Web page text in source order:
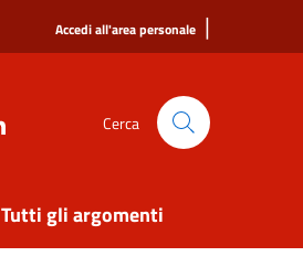
Accedi all'area personale |
Cerca
Tutti gli argomenti